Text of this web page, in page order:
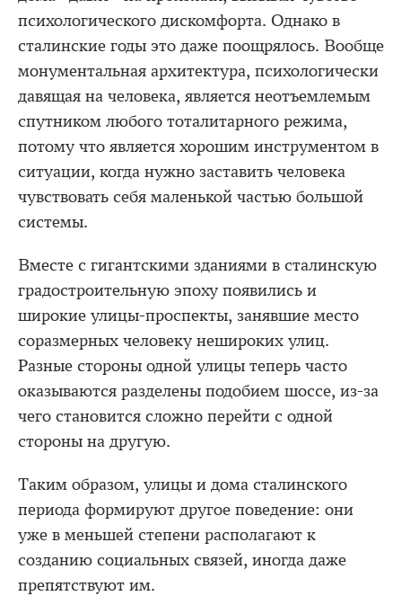
психологического дискомфорта. Однако в
сталинские годы это даже поощрялось. Вообще
монументальная архитектура, психологически
давящая на человека, является неотъемлемым
спутником любого тоталитарного режима,
потому что является хорошим инструментом в
ситуации, когда нужно заставить человека
чувствовать себя маленькой частью большой
системы.
Вместе с гигантскими зданиями в сталинскую
градостроительную эпоху появились и
широкие улицы-проспекты, занявшие место
соразмерных человеку нешироких улиц.
Разные стороны одной улицы теперь часто
оказываются разделены подобием шоссе, из-за
чего становится сложно перейти с одной
стороны на другую.
Таким образом, улицы и дома сталинского
периода формируют другое поведение: они
уже в меньшей степени располагают к
созданию социальных связей, иногда даже
препятствуют им.